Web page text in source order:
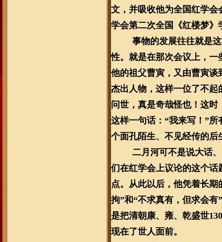
文，并吸收他为全国红学会
学会第二次全国《红楼梦》
事物的发展往往就是
性。就是在那次会议上，
他的祖父曹寅，又由曹寅
杰出人物，这样一位了不
问世，真是奇哉怪也！这
这样一句话：“我来写！”
个面孔陌生、不见经传的
二月河可不是说大话
们在红学会上议论的这个
点。从此以后，他凭着长
拘”和“不求真有，但求会
是把清朝康、雍、乾盛世
现在了世人面前。